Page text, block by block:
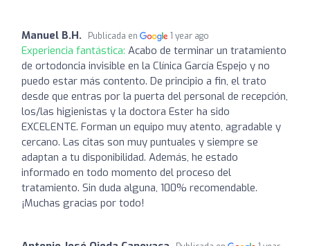
Manuel B.H. Publicada en 1 year ago
Experiencia fantástica: Acabo de terminar un tratamiento
de ortodoncia invisible en la Clínica García Espejo y no
puedo estar más contento. De principio a fin, el trato
desde que entras por la puerta del personal de recepción,
los/las higienistas y la doctora Ester ha sido
EXCELENTE. Forman un equipo muy atento, agradable y
cercano. Las citas son muy puntuales y siempre se
adaptan a tu disponibilidad. Además, he estado
informado en todo momento del proceso del
tratamiento. Sin duda alguna, 100% recomendable.
¡Muchas gracias por todo!